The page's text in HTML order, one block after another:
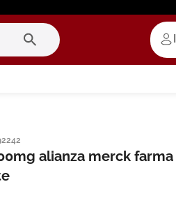
alianza merck farma